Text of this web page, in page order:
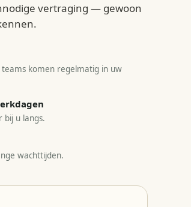
vertraging — gewoon
komen regelmatig in uw
bij u langs.
wachttijden.